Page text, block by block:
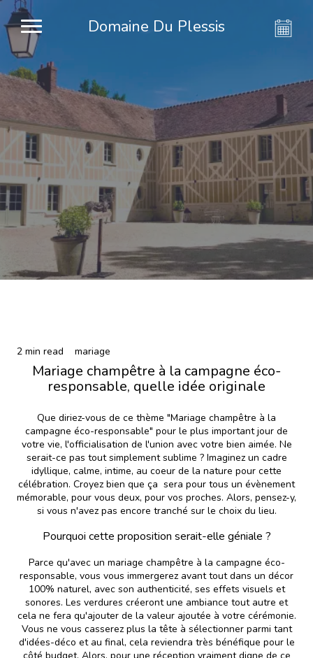
Domaine Du Plessis
2 min read mariage
Mariage champêtre à la campagne éco-
responsable, quelle idée originale
Que diriez-vous de ce thème "Mariage champêtre à la
campagne éco-responsable" pour le plus important jour de
votre vie, l'officialisation de l'union avec votre bien aimée. Ne
serait-ce pas tout simplement sublime ? Imaginez un cadre
idyllique, calme, intime, au coeur de la nature pour cette
célébration. Croyez bien que ça sera pour tous un évènement
mémorable, pour vous deux, pour vos proches. Alors, pensez-y,
si vous n'avez pas encore tranché sur le choix du lieu.
Pourquoi cette proposition serait-elle géniale ?
Parce qu'avec un mariage champêtre à la campagne éco-
responsable, vous vous immergerez avant tout dans un décor
100% naturel, avec son authenticité, ses effets visuels et
sonores. Les verdures créeront une ambiance tout autre et
cela ne fera qu'ajouter de la valeur ajoutée à votre cérémonie.
Vous ne vous casserez plus la tête à sélectionner parmi tant
d'idées-déco et au final, cela reviendra très bénéfique pour le